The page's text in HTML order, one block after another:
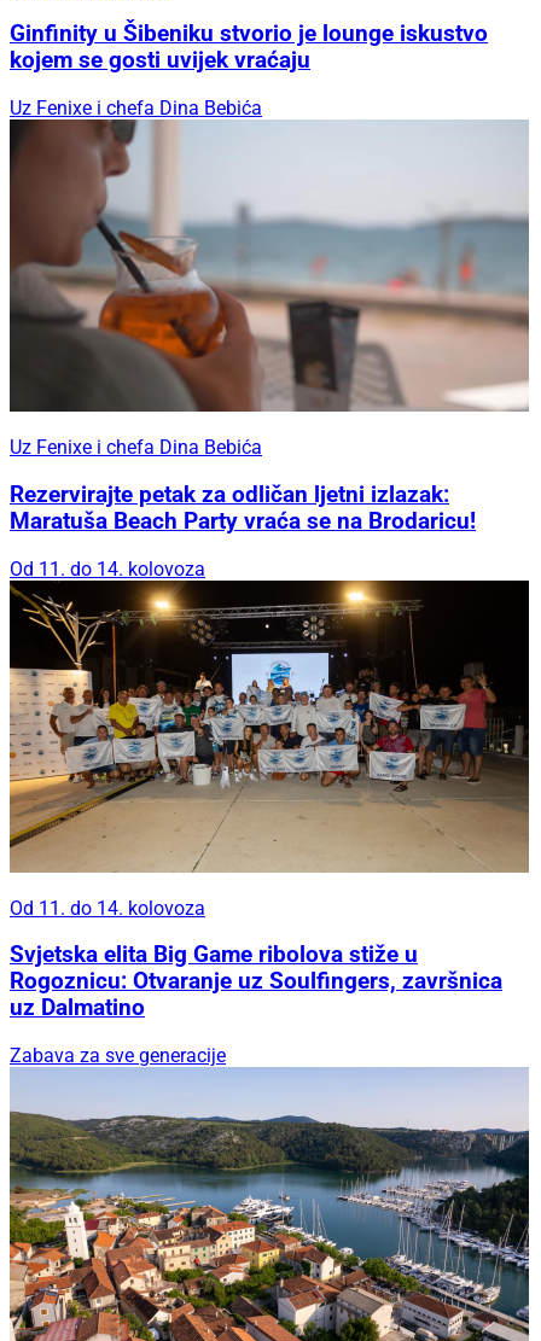
Ginfinity u Šibeniku stvorio je lounge iskustvo
kojem se gosti uvijek vraćaju
Uz Fenixe i chefa Dina Bebića
Uz Fenixe i chefa Dina Bebića
Rezervirajte petak za odličan ljetni izlazak:
Maratuša Beach Party vraća se na Brodaricu!
Od 11. do 14. kolovoza
Od 11. do 14. kolovoza
Svjetska elita Big Game ribolova stiže u
Rogoznicu: Otvaranje uz Soulfingers, završnica
uz Dalmatino
Zabava za sve generacije